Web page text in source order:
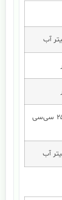
۳۵ سی‌سی سم + ۲۵۰ سی‌سی